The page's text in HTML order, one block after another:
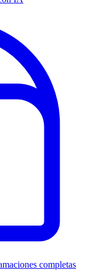
completas